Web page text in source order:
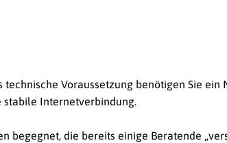
Voraussetzung benötigen Sie
stabile Internetverbindung.
begegnet, die bereits einige Beratende